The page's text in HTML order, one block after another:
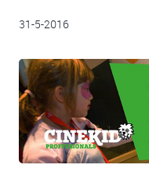
31-5-2016